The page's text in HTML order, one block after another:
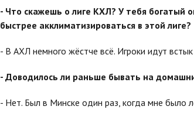
- Что скажешь о лиге КХЛ? У тебя
быстрее акклиматизироваться в этой лиге?
- В АХЛ немного жёстче всё. Игроки идут
- Доводилось ли раньше бывать на
- Нет. Был в Минске один раз, когда мне было